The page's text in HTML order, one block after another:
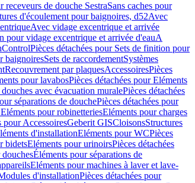
receveurs de douche SestraSans caches pour
d'écoulement pour baignoires, d52Avec
Avec vidage excentrique et arrivée
pour vidage excentrique et arrivée d'eauA
Pièces détachées pour Sets de finition pour
baignoiresSets de raccordementSystèmes
Recouvrement par plaquesAccessoiresPièces
pour lavabosPièces détachées pour Eléments
avec évacuation muralePièces détachées
séparations de douchePièces détachées pour
pour robinetteriesEléments pour charges
pour AccessoiresGeberit GISCloisonsStructures
d'installationEléments pour WCPièces
bidetsEléments pour urinoirsPièces détachées
Éléments pour séparations de
Eléments pour machines à laver et lave-
d'installationPièces détachées pour